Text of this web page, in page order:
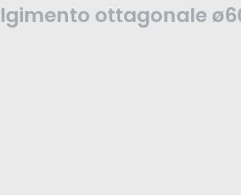
ottagonale